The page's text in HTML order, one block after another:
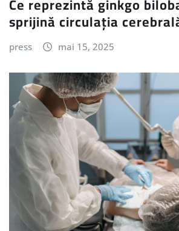
sprijină circulația
press mai 15, 2025